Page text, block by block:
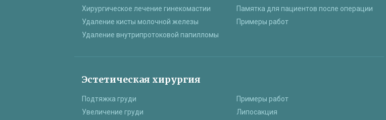
Хирургическое лечение гинекомастии
Удаление кисты молочной железы
Удаление внутрипротоковой папилломы
Памятка для пациентов после операции
Примеры работ
Эстетическая хирургия
Подтяжка груди
Увеличение груди
Примеры работ
Липосакция